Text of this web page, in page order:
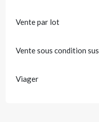
Vente par lot
Vente sous condition
Viager